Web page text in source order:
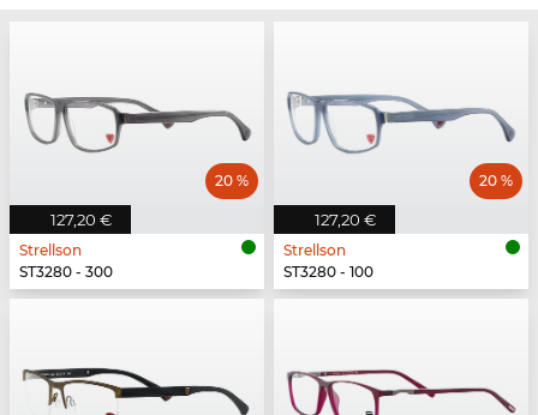
127,20 €
20 %
Strellson
ST3280 - 300
127,20 €
20 %
Strellson
ST3280 - 100